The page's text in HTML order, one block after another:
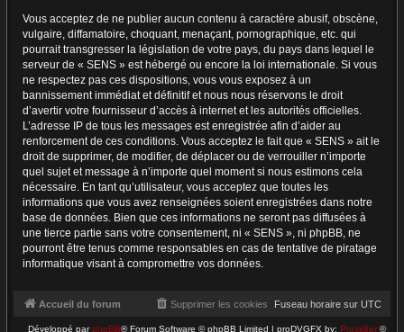
Vous acceptez de ne publier aucun contenu à caractère abusif, obscène,
vulgaire, diffamatoire, choquant, menaçant, pornographique, etc. qui
pourrait transgresser la législation de votre pays, du pays dans lequel le
serveur de « SENS » est hébergé ou encore la loi internationale. Si vous
ne respectez pas ces dispositions, vous vous exposez à un
bannissement immédiat et définitif et nous nous réservons le droit
d’avertir votre fournisseur d’accès à internet et les autorités officielles.
L’adresse IP de tous les messages est enregistrée afin d’aider au
renforcement de ces conditions. Vous acceptez le fait que « SENS » ait le
droit de supprimer, de modifier, de déplacer ou de verrouiller n’importe
quel sujet et message à n’importe quel moment si nous estimons cela
nécessaire. En tant qu’utilisateur, vous acceptez que toutes les
informations que vous avez renseignées soient enregistrées dans notre
base de données. Bien que ces informations ne seront pas diffusées à
une tierce partie sans votre consentement, ni « SENS », ni phpBB, ne
pourront être tenus comme responsables en cas de tentative de piratage
informatique visant à compromettre vos données.
Accueil du forum Fuseau horaire sur UTC
Supprimer les cookies
Développé parphpBB® Forum Software © phpBB Limited | proDVGFX by: Prosk8er©